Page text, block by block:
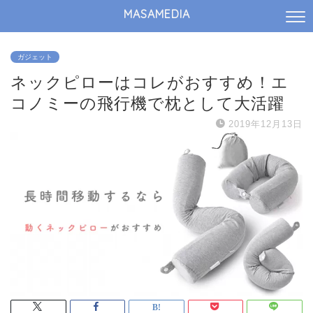
MASAMEDIA
ガジェット
ネックピローはコレがおすすめ！エ
コノミーの飛行機で枕として大活躍
2019年12月13日